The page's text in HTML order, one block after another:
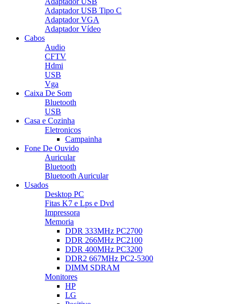
Adaptador USB Tipo C
Adaptador VGA
Adaptador Vídeo
Cabos
Audio
CFTV
Hdmi
USB
Vga
Caixa De Som
Bluetooth
USB
Casa e Cozinha
Eletronicos
Campainha
Fone De Ouvido
Auricular
Bluetooth
Bluetooth Auricular
Usados
Desktop PC
Fitas K7 e Lps e Dvd
Impressora
Memoria
DDR 333MHz PC2700
DDR 266MHz PC2100
DDR 400MHz PC3200
DDR2 667MHz PC2-5300
DIMM SDRAM
Monitores
HP
LG